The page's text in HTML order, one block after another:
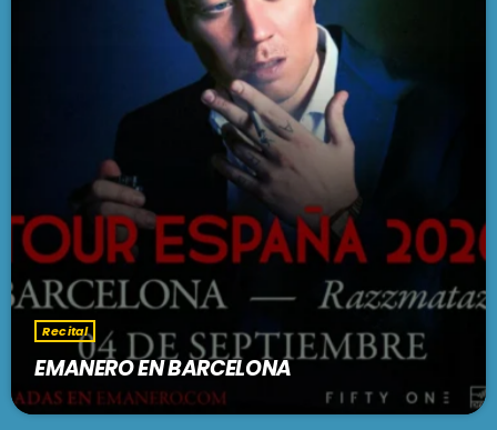
Recital
EMANERO EN BARCELONA